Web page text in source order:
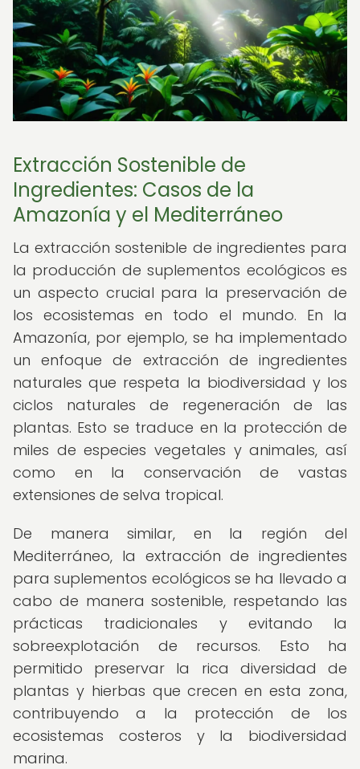
Extracción Sostenible de
Ingredientes: Casos de la
Amazonía y el Mediterráneo
La extracción sostenible de ingredientes para
la producción de suplementos ecológicos es
un aspecto crucial para la preservación de
los ecosistemas en todo el mundo. En la
Amazonía, por ejemplo, se ha implementado
un enfoque de extracción de ingredientes
naturales que respeta la biodiversidad y los
ciclos naturales de regeneración de las
plantas. Esto se traduce en la protección de
miles de especies vegetales y animales, así
como en la conservación de vastas
extensiones de selva tropical.
De manera similar, en la región del
Mediterráneo, la extracción de ingredientes
para suplementos ecológicos se ha llevado a
cabo de manera sostenible, respetando las
prácticas tradicionales y evitando la
sobreexplotación de recursos. Esto ha
permitido preservar la rica diversidad de
plantas y hierbas que crecen en esta zona,
contribuyendo a la protección de los
ecosistemas costeros y la biodiversidad
marina.